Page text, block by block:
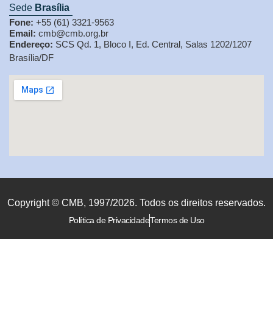
Sede Brasília
Fone: +55 (61) 3321-9563
Email: cmb@cmb.org.br
Endereço: SCS Qd. 1, Bloco I, Ed. Central, Salas 1202/1207
Brasília/DF
Copyright © CMB, 1997/2026. Todos os direitos reservados.
Política de PrivacidadeTermos de Uso